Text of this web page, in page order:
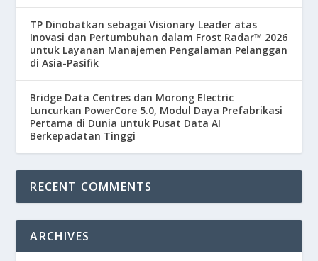
TP Dinobatkan sebagai Visionary Leader atas
Inovasi dan Pertumbuhan dalam Frost Radar™ 2026
untuk Layanan Manajemen Pengalaman Pelanggan
di Asia-Pasifik
Bridge Data Centres dan Morong Electric
Luncurkan PowerCore 5.0, Modul Daya Prefabrikasi
Pertama di Dunia untuk Pusat Data AI
Berkepadatan Tinggi
RECENT COMMENTS
ARCHIVES